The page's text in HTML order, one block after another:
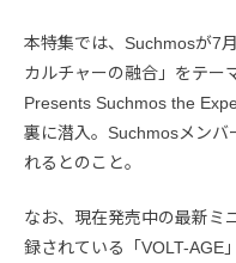
本特集では、Suchmosが7
カルチャーの融合」をテー
Presents Suchmos the
裏に潜入。Suchmosメンバ
れるとのこと。
なお、現在発売中の最新ミ
録されている「VOLT-AGE